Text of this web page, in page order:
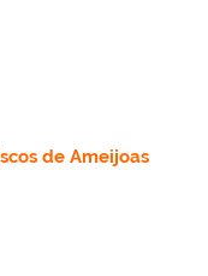
de Ameijoas